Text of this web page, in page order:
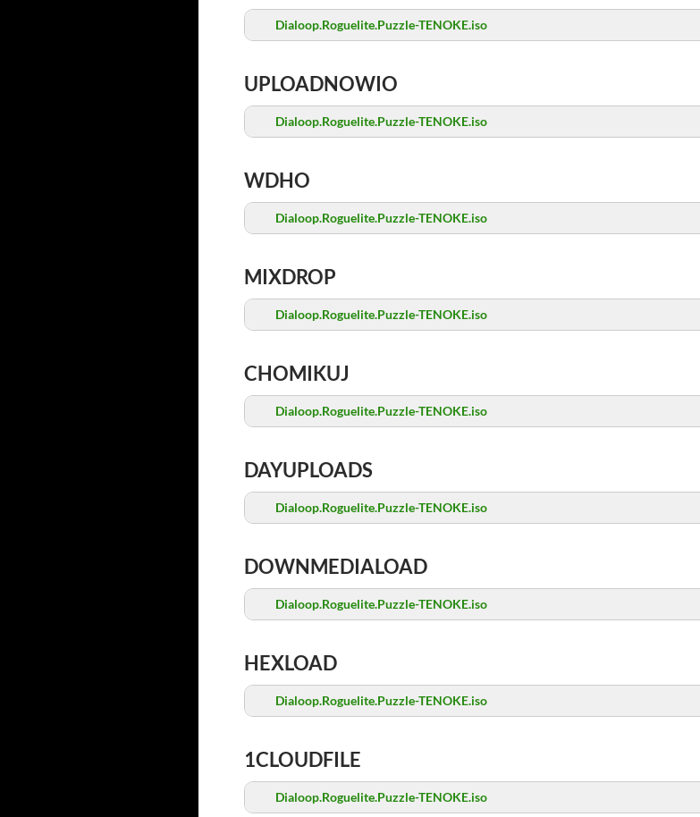
Dialoop.Roguelite.Puzzle-TENOKE.iso
UPLOADNOWIO
Dialoop.Roguelite.Puzzle-TENOKE.iso
WDHO
Dialoop.Roguelite.Puzzle-TENOKE.iso
MIXDROP
Dialoop.Roguelite.Puzzle-TENOKE.iso
CHOMIKUJ
Dialoop.Roguelite.Puzzle-TENOKE.iso
DAYUPLOADS
Dialoop.Roguelite.Puzzle-TENOKE.iso
DOWNMEDIALOAD
Dialoop.Roguelite.Puzzle-TENOKE.iso
HEXLOAD
Dialoop.Roguelite.Puzzle-TENOKE.iso
1CLOUDFILE
Dialoop.Roguelite.Puzzle-TENOKE.iso